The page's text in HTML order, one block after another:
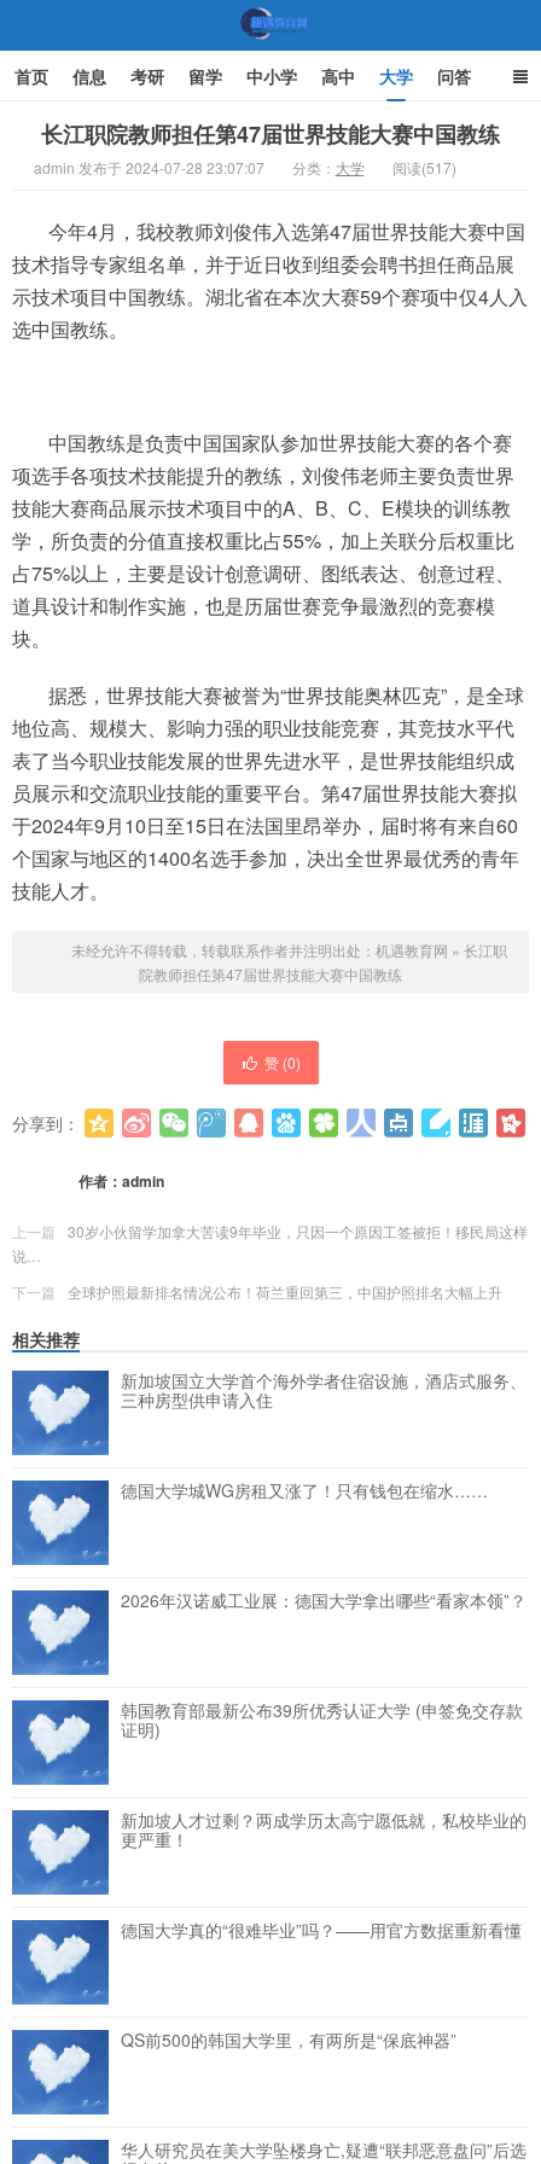
首页 信息 考研 留学 中小学 高中 大学 问答
文化 家庭教育
长江职院教师担任第47届世界技能大赛中国教练
admin 发布于 2024-07-28 23:07:07 分类： 大学 阅读(517)
今年4月，我校教师刘俊伟入选第47届世界技能大赛中国
技术指导专家组名单，并于近日收到组委会聘书担任商品展
示技术项目中国教练。湖北省在本次大赛59个赛项中仅4人入
选中国教练。
中国教练是负责中国国家队参加世界技能大赛的各个赛
项选手各项技术技能提升的教练，刘俊伟老师主要负责世界
技能大赛商品展示技术项目中的A、B、C、E模块的训练教
学，所负责的分值直接权重比占55%，加上关联分后权重比
占75%以上，主要是设计创意调研、图纸表达、创意过程、
道具设计和制作实施，也是历届世赛竞争最激烈的竞赛模
块。
据悉，世界技能大赛被誉为“世界技能奥林匹克”，是全球
地位高、规模大、影响力强的职业技能竞赛，其竞技水平代
表了当今职业技能发展的世界先进水平，是世界技能组织成
员展示和交流职业技能的重要平台。第47届世界技能大赛拟
于2024年9月10日至15日在法国里昂举办，届时将有来自60
个国家与地区的1400名选手参加，决出全世界最优秀的青年
技能人才。
未经允许不得转载，转载联系作者并注明出处： 机遇教育网 » 长江职
院教师担任第47届世界技能大赛中国教练
赞 (0)
分享到：
作者： admin
上一篇
30岁小伙留学加拿大苦读9年毕业，只因一个原因工签被拒！移民局这样
说…
下一篇
全球护照最新排名情况公布！荷兰重回第三，中国护照排名大幅上升
相关推荐
新加坡国立大学首个海外学者住宿设施，酒店式服务、
三种房型供申请入住
德国大学城WG房租又涨了！只有钱包在缩水……
2026年汉诺威工业展：德国大学拿出哪些“看家本领”？
韩国教育部最新公布39所优秀认证大学 (申签免交存款
证明)
新加坡人才过剩？两成学历太高宁愿低就，私校毕业的
更严重！
德国大学真的“很难毕业”吗？——用官方数据重新看懂
QS前500的韩国大学里，有两所是“保底神器”
华人研究员在美大学坠楼身亡,疑遭“联邦恶意盘问”后选